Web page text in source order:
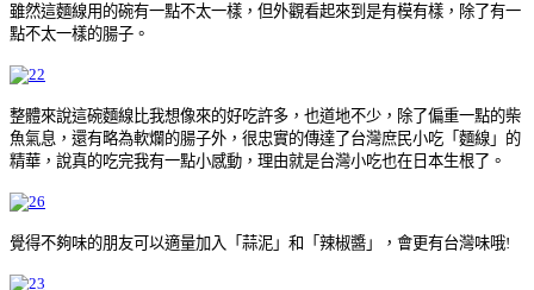
雖然這麵線用的碗有一點不太一樣，但外觀看起來到是有模有樣，除了有一
點不太一樣的腸子。
整體來說這碗麵線比我想像來的好吃許多，也道地不少，除了偏重一點的柴
魚氣息，還有略為軟爛的腸子外，很忠實的傳達了台灣庶民小吃「麵線」的
精華，說真的吃完我有一點小感動，理由就是台灣小吃也在日本生根了。
覺得不夠味的朋友可以適量加入「蒜泥」和「辣椒醬」，會更有台灣味哦!